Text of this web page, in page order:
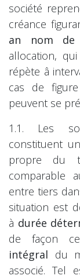
société
créance
an nom de
allocation,
répète â
cas de
peuvent se
1.1. Les
constituent
propre du
comparable
entre tiers
situation est
à durée
de façon
intégral du
associé. Tel